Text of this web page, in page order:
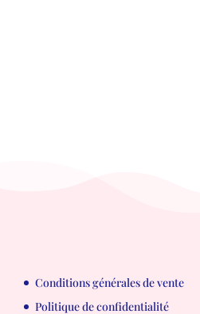
Conditions générales de vente
Politique de confidentialité